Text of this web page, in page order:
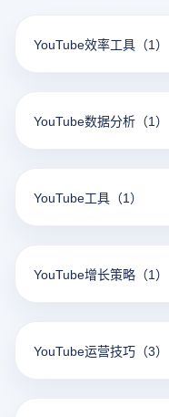
YouTube效率工具 （1）
YouTube数据分析 （1）
YouTube工具 （1）
YouTube增长策略 （1）
YouTube运营技巧 （3）